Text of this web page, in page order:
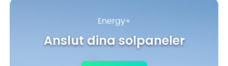
Energy+
Anslut dina solpaneler